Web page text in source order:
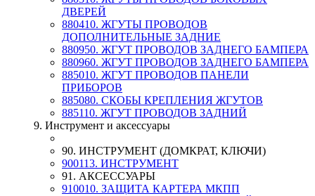
ДВЕРЕЙ
880410. ЖГУТЫ ПРОВОДОВ
ДОПОЛНИТЕЛЬНЫЕ ЗАДНИЕ
880950. ЖГУТ ПРОВОДОВ ЗАДНЕГО БАМПЕРА
880960. ЖГУТ ПРОВОДОВ ЗАДНЕГО БАМПЕРА
885010. ЖГУТ ПРОВОДОВ ПАНЕЛИ
ПРИБОРОВ
885080. СКОБЫ КРЕПЛЕНИЯ ЖГУТОВ
885110. ЖГУТ ПРОВОДОВ ЗАДНИЙ
9. Инструмент и аксессуары
90. ИНСТРУМЕНТ (ДОМКРАТ, КЛЮЧИ)
900113. ИНСТРУМЕНТ
91. АКСЕССУАРЫ
910010. ЗАЩИТА КАРТЕРА МКПП